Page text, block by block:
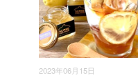
2023年06月15日